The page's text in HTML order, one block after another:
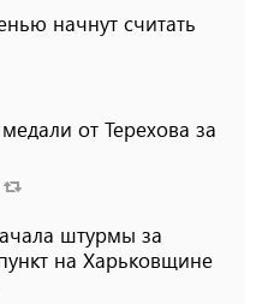
начнут считать
от Терехова за
штурмы за
на Харьковщине